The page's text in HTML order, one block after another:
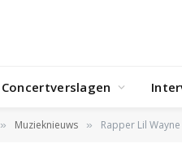
Concertverslagen
» Muzieknieuws » Rapper Lil